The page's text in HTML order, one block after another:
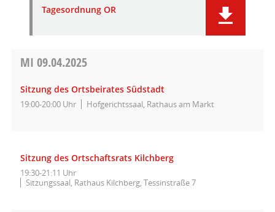
Tagesordnung OR
MI 09.04.2025
Sitzung des Ortsbeirates Südstadt
19:00-20:00 Uhr Hofgerichtssaal, Rathaus am Markt
Sitzung des Ortschaftsrats Kilchberg
19:30-21:11 Uhr
Sitzungssaal, Rathaus Kilchberg, Tessinstraße 7